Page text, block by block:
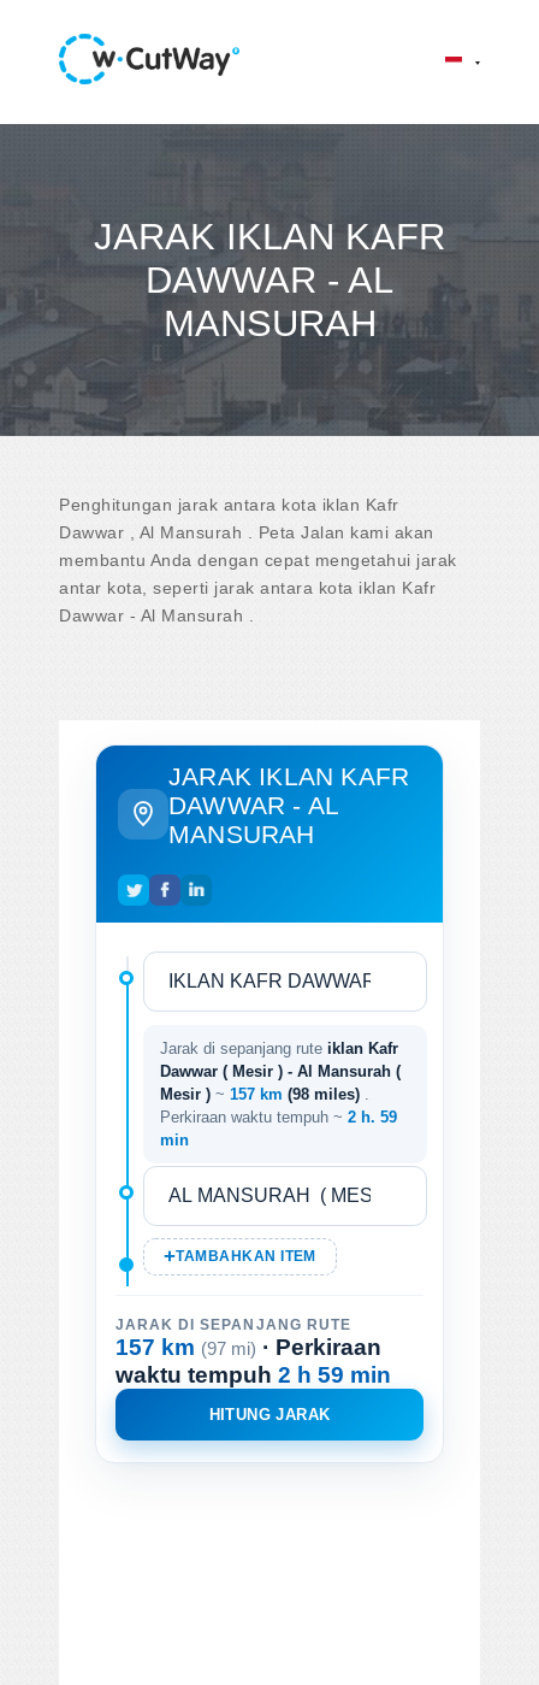
JARAK IKLAN KAFR
DAWWAR - AL
MANSURAH
Penghitungan jarak antara kota iklan Kafr
Dawwar , Al Mansurah . Peta Jalan kami akan
membantu Anda dengan cepat mengetahui jarak
antar kota, seperti jarak antara kota iklan Kafr
Dawwar - Al Mansurah .
JARAK IKLAN KAFR
DAWWAR - AL
MANSURAH
Jarak di sepanjang rute iklan Kafr
Dawwar ( Mesir ) - Al Mansurah (
Mesir ) ~ 157 km (98 miles)
Perkiraan waktu tempuh ~ 2 h. 59
min
TAMBAHKAN ITEM
JARAK DI SEPANJANG RUTE
157 km (97 mi) · Perkiraan
waktu tempuh 2 h 59 min
HITUNG JARAK